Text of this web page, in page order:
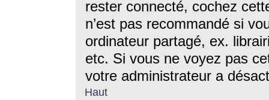
rester connecté, cochez
n’est pas recommandé si
ordinateur partagé, ex.
etc. Si vous ne voyez pas
votre administrateur a
Haut